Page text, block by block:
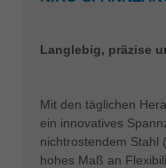
Langlebig, präzise
Mit den täglichen
ein innovatives
nichtrostendem Stahl
hohes Maß an